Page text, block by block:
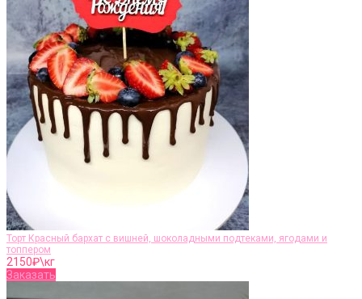
Торт Красный бархат c вишней, шоколадными подтеками, ягодами и
топпером
2150₽\кг
Заказать